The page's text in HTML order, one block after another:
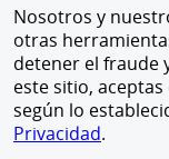
Nosotros y
otras
detener el fraude
este sitio,
según lo
Privacidad.